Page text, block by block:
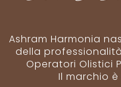
Ashram Harmonia
della
Operatori Olistici
Il marchio